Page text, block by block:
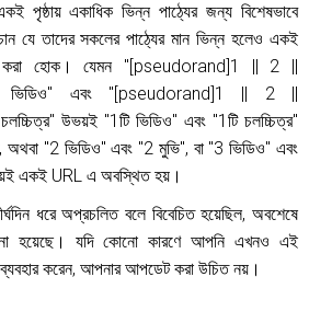
পৃষ্ঠায় একাধিক ভিন্ন পাঠ্যের জন্য বিশেষভাবে
যে তাদের সকলের পাঠ্যের মান ভিন্ন হলেও একই
করা হোক। যেমন "[pseudorand]1 || 2 ||
ভিডিও" এবং "[pseudorand]1 || 2 ||
উভয়ই "1টি ভিডিও" এবং "1টি চলচ্চিত্র"
অথবা "2 ভিডিও" এবং "2 মুভি", বা "3 ভিডিও" এবং
একই URL এ অবস্থিত হয়।
ধরে অপ্রচলিত বলে বিবেচিত হয়েছিল, অবশেষে
হয়েছে। যদি কোনো কারণে আপনি এখনও এই
ব্যবহার করেন, আপনার আপডেট করা উচিত নয়।